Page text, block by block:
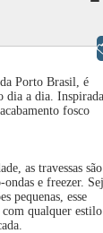
Porto Brasil, é
dia a dia.
fosco
as travessas são
e freezer.
pequenas, esse
qualquer estilo
Libras